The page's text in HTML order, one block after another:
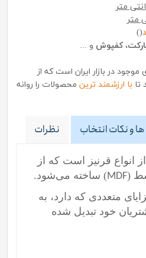
متر
متر
()
،کفپوش و ...
موجود در بازار ایران است که از
تا با ارزشمند ترین محصولات را روانه
ها و نکات انتخاب نظرات
انواع قرنیز است که از
(
MDF) ساخته می‌شود.
متعددی که دارد، به
خود تبدیل شده